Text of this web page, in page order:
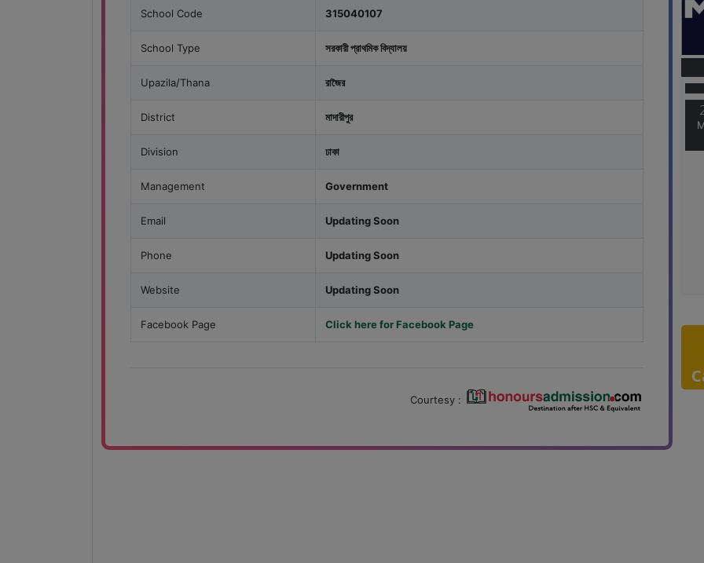
School Code 315040107
School Type সরকারী প্রাথমিক বিদ্যালয়
Upazila/Thana রাজৈর
District মাদারীপুর
Division ঢাকা
Management Government
Email Updating Soon
Phone Updating Soon
Website Updating Soon
Facebook Page Click here for Facebook Page
Courtesy :